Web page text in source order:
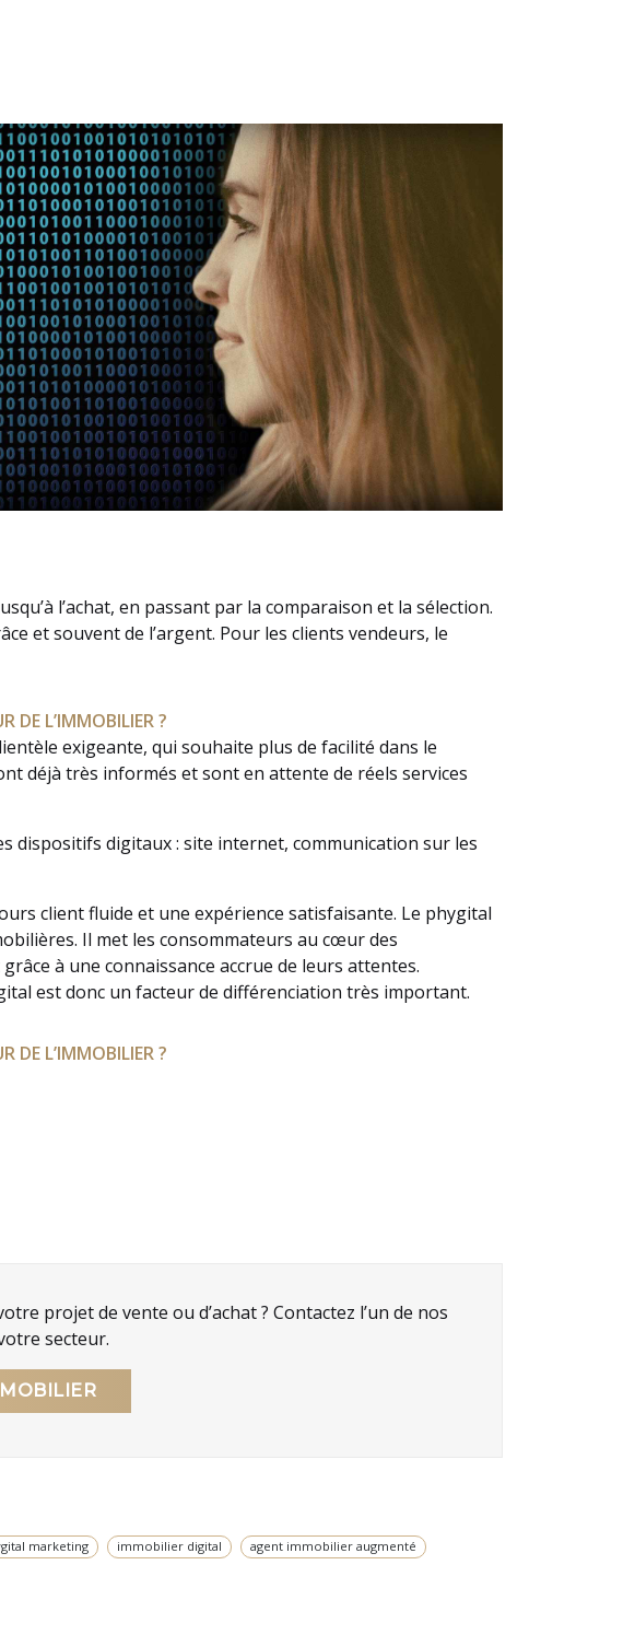
l’achat, en passant par la comparaison et la sélection.
et souvent de l’argent. Pour les clients vendeurs, le
DE L’IMMOBILIER ?
exigeante, qui souhaite plus de facilité dans le
déjà très informés et sont en attente de réels services
dispositifs digitaux : site internet, communication sur les
client fluide et une expérience satisfaisante. Le phygital
Il met les consommateurs au cœur des
à une connaissance accrue de leurs attentes.
est donc un facteur de différenciation très important.
DE L’IMMOBILIER ?
projet de vente ou d’achat ? Contactez l’un de nos
secteur.
marketing immobilier digital agent immobilier augmenté